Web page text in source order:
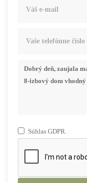
Súhlas GDPR.